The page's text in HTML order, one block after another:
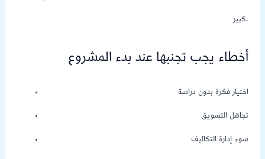
كبير.
أخطاء يجب تجنبها عند بدء المشروع
اختيار فكرة بدون دراسة
تجاهل التسويق
سوء إدارة التكاليف